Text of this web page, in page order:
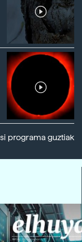
programa guztiak